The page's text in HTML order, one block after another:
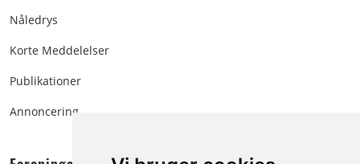
Nåledrys
Korte Meddelelser
Publikationer
Annoncering